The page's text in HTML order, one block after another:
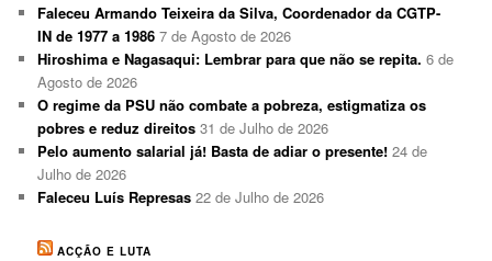
r
a
r
Faleceu Armando Teixeira da Silva, Coordenador da CGTP-
IN de 1977 a 1986 7 de Agosto de 2026
Hiroshima e Nagasaqui: Lembrar para que não se repita. 6 de
Agosto de 2026
O regime da PSU não combate a pobreza, estigmatiza os
pobres e reduz direitos 31 de Julho de 2026
Pelo aumento salarial já! Basta de adiar o presente! 24 de
Julho de 2026
Faleceu Luís Represas 22 de Julho de 2026
ACÇÃO E LUTA